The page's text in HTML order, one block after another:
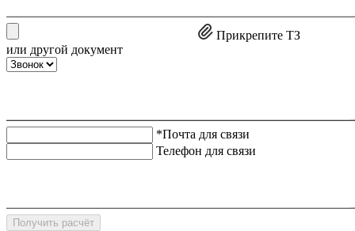
Прикрепите ТЗ
или другой документ
*Почта для связи
Телефон для связи
Получить расчёт